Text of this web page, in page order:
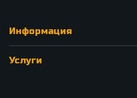
Информация
Услуги